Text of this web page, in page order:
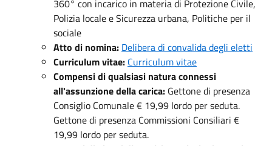
360° con incarico in materia di Protezione Civile,
Polizia locale e Sicurezza urbana, Politiche per il
sociale
Atto di nomina: Delibera di convalida degli eletti
Curriculum vitae: Curriculum vitae
Compensi di qualsiasi natura connessi
all'assunzione della carica: Gettone di presenza
Consiglio Comunale € 19,99 lordo per seduta.
Gettone di presenza Commissioni Consiliari €
19,99 lordo per seduta.